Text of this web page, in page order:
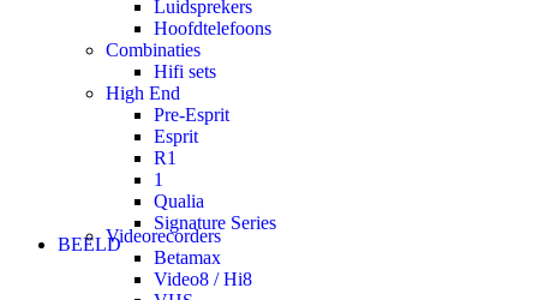
Luidsprekers
Hoofdtelefoons
Combinaties
Hifi sets
High End
Pre-Esprit
Esprit
R1
1
Qualia
Signature Series
BEELDVideorecorders
Betamax
Video8 / Hi8